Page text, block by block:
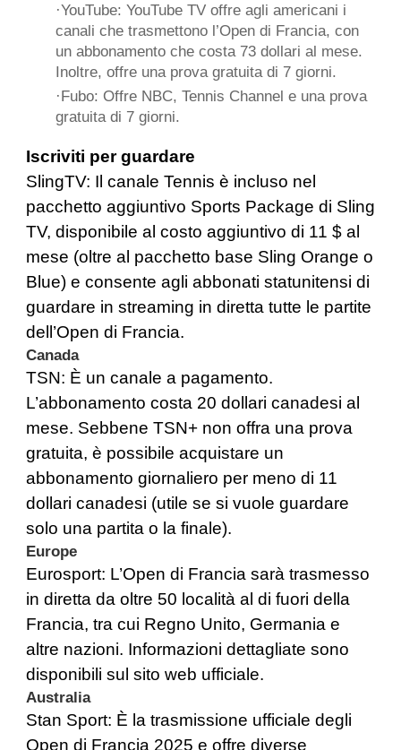
·YouTube: YouTube TV offre agli americani i
canali che trasmettono l’Open di Francia, con
un abbonamento che costa 73 dollari al mese.
Inoltre, offre una prova gratuita di 7 giorni.
·Fubo: Offre NBC, Tennis Channel e una prova
gratuita di 7 giorni.
Iscriviti per guardare
SlingTV: Il canale Tennis è incluso nel
pacchetto aggiuntivo Sports Package di Sling
TV, disponibile al costo aggiuntivo di 11 $ al
mese (oltre al pacchetto base Sling Orange o
Blue) e consente agli abbonati statunitensi di
guardare in streaming in diretta tutte le partite
dell’Open di Francia.
Canada
TSN: È un canale a pagamento.
L’abbonamento costa 20 dollari canadesi al
mese. Sebbene TSN+ non offra una prova
gratuita, è possibile acquistare un
abbonamento giornaliero per meno di 11
dollari canadesi (utile se si vuole guardare
solo una partita o la finale).
Europe
Eurosport: L’Open di Francia sarà trasmesso
in diretta da oltre 50 località al di fuori della
Francia, tra cui Regno Unito, Germania e
altre nazioni. Informazioni dettagliate sono
disponibili sul sito web ufficiale.
Australia
Stan Sport: È la trasmissione ufficiale degli
Open di Francia 2025 e offre diverse